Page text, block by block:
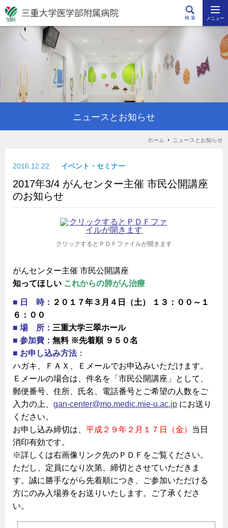
検 索 メニュー
ニュースとお知らせ
ホーム ニュースとお知らせ
2016.12.22 イベント・セミナー
2017年3/4 がんセンター主催 市民公開講座
のお知らせ
クリックするとＰＤＦファイルが開きます
がんセンター主催 市民公開講座
知ってほしい これからの肺がん治療
■ 日 時： ２０１７年３月４日（土） １３：００～１
６：００
■ 場 所： 三重大学三翠ホール
■ 参加費： 無料 ※先着順 ９５０名
■ お申し込み方法：
ハガキ、ＦＡＸ、Ｅメールでお申込みいただけます。
Ｅメールの場合は、件名を「市民公開講座」として、
郵便番号、住所、氏名、電話番号とご希望の人数をご
入力の上、 gan-center@mo.medic.mie-u.ac.jp にお送り
ください。
お申し込み締切は、 平成２９年２月１７日（金） 当日
消印有効です。
※詳しくは右画像リンク先のＰＤＦをご覧ください。
ただし、定員になり次第、締切とさせていただきま
す。誠に勝手ながら先着順につき、ご参加いただける
方にのみ入場券をお送りいたします。ご了承くださ
い。